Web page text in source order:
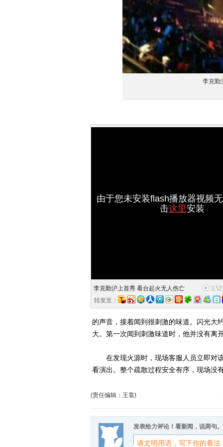
李克勤
由于您未安装flash播放器视频
击这里安装
李克勤沪上首秀 看台起火无人伤亡
转发至：
的声音，接着闻到很刺激的味道。闪光大
大。第一次闻到刺激味道时，他并没有离
在发现火源时，现场客服人员立即对该
看演出。整个疏散过程安全有序，现场没
(责任编辑：王翕)
发表给力评论！看新闻，说两句。